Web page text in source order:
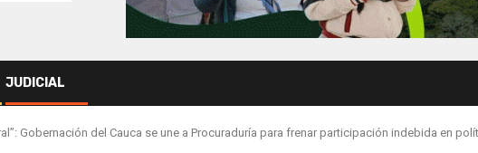
JUDICIAL
Gobernación del Cauca se une a Procuraduría para frenar participación indebida en